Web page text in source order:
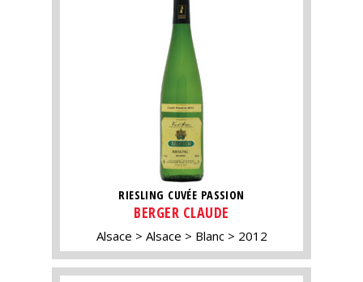
RIESLING CUVÉE PASSION
BERGER CLAUDE
Alsace Alsace Blanc 2012